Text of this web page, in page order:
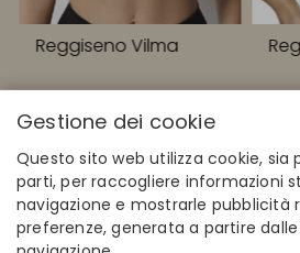
Reggiseno Vilma
Gestione dei cookie
Questo sito web utilizza cookie, sia
parti, per raccogliere informazioni
navigazione e mostrarle pubblicità
preferenze, generata a partire
LINK RAPIDI
Calcola la tua taglia